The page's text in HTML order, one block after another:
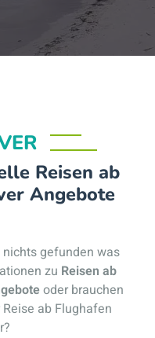
Reisen ab
Angebote
gefunden was
zu Reisen ab
oder brauchen
ab Flughafen